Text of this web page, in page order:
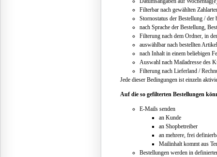
Filterbar nach gewählten
Stornostatus der Bestellung / der
nach Sprache der Bestellung,
Filterung nach dem Ordner, in
auswählbar nach bestellten
nach Inhalt in einem beliebigen
Auswahl nach Mailadresse des
Filterung nach Lieferland /
Jede dieser Bedingungen ist einzeln
Auf die so gefilterten Bestellungen
E-Mails senden
an Kunde
an Shopbetreiber
an mehrere, frei
Mailinhalt kommt aus
Bestellungen werden in